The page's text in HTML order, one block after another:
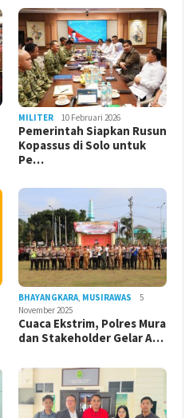
MILITER 10 Februari 2026
Pemerintah Siapkan Rusun
Kopassus di Solo untuk
Pe…
BHAYANGKARA MUSIRAWAS
5
November 2025
Cuaca Ekstrim, Polres Mura
dan Stakeholder Gelar A…